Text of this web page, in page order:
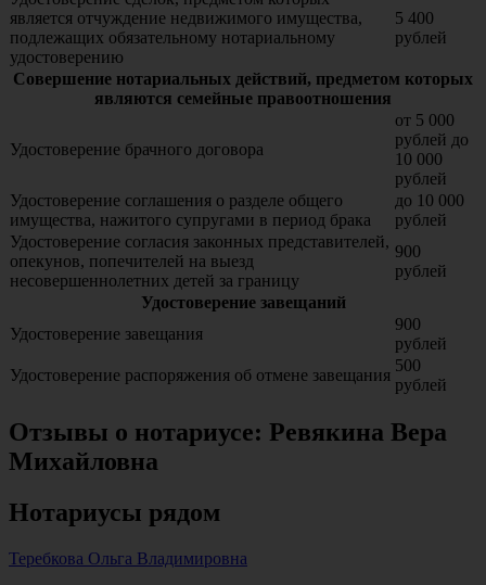
является отчуждение недвижимого имущества,
подлежащих обязательному нотариальному
удостоверению
5 400
рублей
Совершение нотариальных действий, предметом которых
являются семейные правоотношения
Удостоверение брачного договора
от 5 000
рублей до
10 000
рублей
Удостоверение соглашения о разделе общего
имущества, нажитого супругами в период брака
до 10 000
рублей
Удостоверение согласия законных представителей,
опекунов, попечителей на выезд
несовершеннолетних детей за границу
900
рублей
Удостоверение завещаний
Удостоверение завещания
900
рублей
Удостоверение распоряжения об отмене завещания
500
рублей
Отзывы о нотариусе: Ревякина Вера
Михайловна
Нотариусы рядом
Теребкова Ольга Владимировна